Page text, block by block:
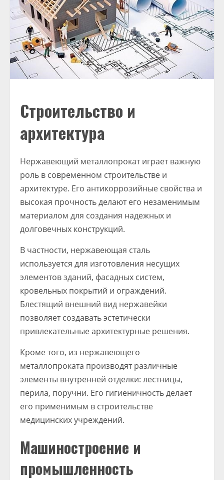
Строительство и
архитектура
Нержавеющий металлопрокат играет важную
роль в современном строительстве и
архитектуре. Его антикоррозийные свойства и
высокая прочность делают его незаменимым
материалом для создания надежных и
долговечных конструкций.
В частности, нержавеющая сталь
используется для изготовления несущих
элементов зданий, фасадных систем,
кровельных покрытий и ограждений.
Блестящий внешний вид нержавейки
позволяет создавать эстетически
привлекательные архитектурные решения.
Кроме того, из нержавеющего
металлопроката производят различные
элементы внутренней отделки: лестницы,
перила, поручни. Его гигиеничность делает
его применимым в строительстве
медицинских учреждений.
Машиностроение и
промышленность